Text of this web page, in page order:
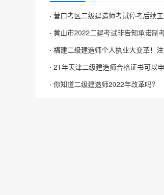
营口考区二级建造师考试停考后续
黄山市2022二建考试非告知承诺制
福建二级建造师个人执业大变革！注
21年天津二级建造师合格证书可以
你知道二级建造师2022年改革吗?